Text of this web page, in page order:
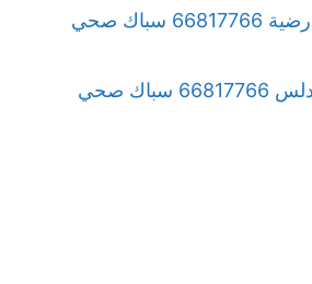
فني صحي العارضية 66817766 سباك صحي
فني صحي الاندلس 66817766 سباك صحي